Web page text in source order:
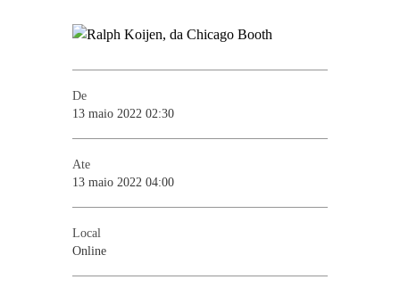
De
13 maio 2022 02:30
Ate
13 maio 2022 04:00
Local
Online